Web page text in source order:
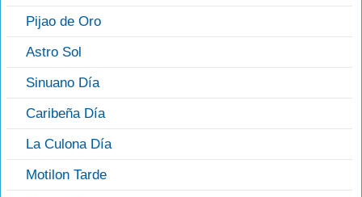
Pijao de Oro
Astro Sol
Sinuano Día
Caribeña Día
La Culona Día
Motilon Tarde